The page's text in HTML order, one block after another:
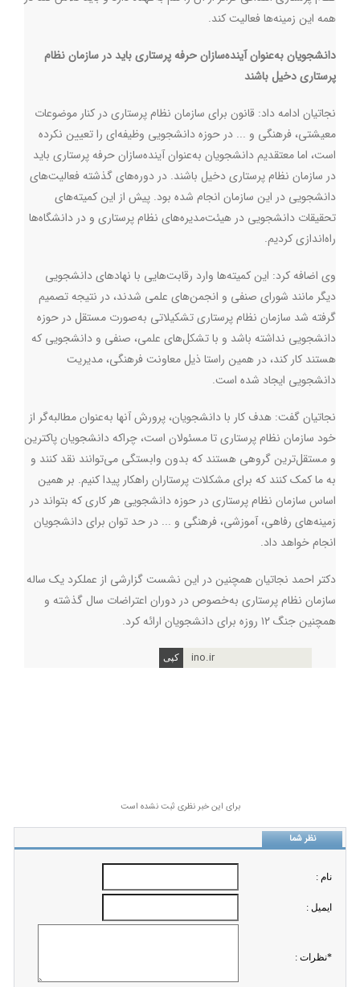
همه این زمینه‌ها فعالیت کند.
دانشجویان به‌عنوان آینده‌سازان حرفه پرستاری باید در سازمان نظام
پرستاری دخیل باشند
نجاتیان ادامه داد:‌ قانون برای سازمان نظام پرستاری در کنار موضوعات
معیشتی، فرهنگی و ... در حوزه دانشجویی وظیفه‌ای را تعیین نکرده
است، اما معتقدیم دانشجویان به‌عنوان آینده‌سازان حرفه پرستاری باید
در سازمان نظام پرستاری دخیل باشند. در دوره‌های گذشته فعالیت‌های
دانشجویی در این سازمان انجام شده بود. پیش از این کمیته‌های
تحقیقات دانشجویی در هیئت‌مدیره‌های نظام پرستاری و در دانشگاه‌ها
راه‌اندازی کردیم.
وی اضافه کرد: این کمیته‌ها وارد رقابت‌هایی با نهادهای دانشجویی
دیگر مانند شورای صنفی و انجمن‌های علمی شدند، در نتیجه تصمیم
گرفته شد سازمان نظام پرستاری تشکیلاتی به‌صورت مستقل در حوزه
دانشجویی نداشته باشد و با تشکل‌های علمی، صنفی و دانشجویی که
هستند کار کند، در همین راستا ذیل معاونت فرهنگی، مدیریت
دانشجویی ایجاد شده است.
نجاتیان گفت: هدف کار با دانشجویان، پرورش آنها به‌عنوان مطالبه‌گر از
خود سازمان نظام پرستاری تا مسئولان است، چراکه دانشجویان پاکترین
و مستقل‌ترین گروهی هستند که بدون وابستگی می‌توانند نقد کنند و
به ما کمک کنند که برای مشکلات پرستاران راهکار پیدا کنیم. بر همین
اساس سازمان نظام پرستاری در حوزه دانشجویی هر کاری که بتواند در
زمینه‌های رفاهی، آموزشی،‌ فرهنگی و ... در حد توان برای دانشجویان
انجام خواهد داد.
دکتر احمد نجاتیان همچنین در این نشست گزارشی از عملکرد یک ساله
سازمان نظام پرستاری به‌خصوص در دوران اعتراضات سال گذشته و
همچنین جنگ ۱۲ روزه برای دانشجویان ارائه کرد.
ino.ir
برای این خبر نظری ثبت نشده است
نظر شما
نام :
ايميل :
*نظرات :